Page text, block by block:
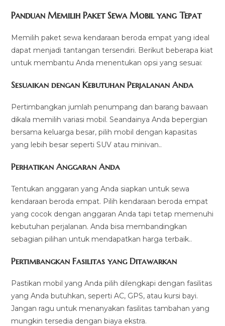
Panduan Memilih Paket Sewa Mobil yang Tepat
Memilih paket sewa kendaraan beroda empat yang ideal
dapat menjadi tantangan tersendiri. Berikut beberapa kiat
untuk membantu Anda menentukan opsi yang sesuai:
Sesuaikan dengan Kebutuhan Perjalanan Anda
Pertimbangkan jumlah penumpang dan barang bawaan
dikala memilih variasi mobil. Seandainya Anda bepergian
bersama keluarga besar, pilih mobil dengan kapasitas
yang lebih besar seperti SUV atau minivan..
Perhatikan Anggaran Anda
Tentukan anggaran yang Anda siapkan untuk sewa
kendaraan beroda empat. Pilih kendaraan beroda empat
yang cocok dengan anggaran Anda tapi tetap memenuhi
kebutuhan perjalanan. Anda bisa membandingkan
sebagian pilihan untuk mendapatkan harga terbaik..
Pertimbangkan Fasilitas yang Ditawarkan
Pastikan mobil yang Anda pilih dilengkapi dengan fasilitas
yang Anda butuhkan, seperti AC, GPS, atau kursi bayi.
Jangan ragu untuk menanyakan fasilitas tambahan yang
mungkin tersedia dengan biaya ekstra.